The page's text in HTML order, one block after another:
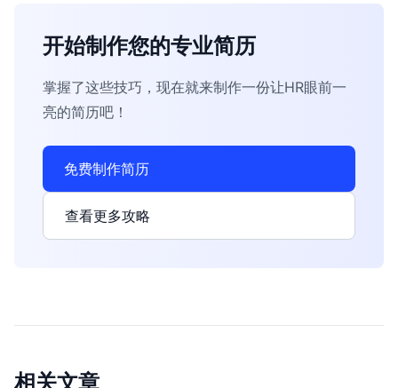
开始制作您的专业简历
掌握了这些技巧，现在就来制作一份让HR眼前一
亮的简历吧！
免费制作简历
查看更多攻略
相关文章